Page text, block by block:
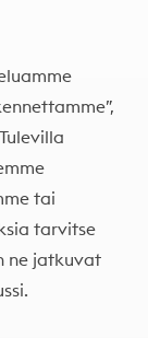
tai
tarvitse
ne jatkuvat